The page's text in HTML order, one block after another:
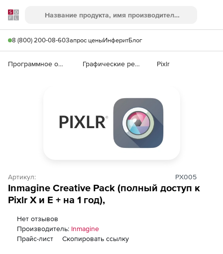
Softline
Поиск
8 (800) 200-08-60Запрос ценыИнферитБлог
Программное обеспечение для графики и дизайна Графические редакторы Pixlr
Артикул: PX005
Inmagine Creative Pack (полный доступ к
Pixlr X и E + на 1 год),
Нет отзывов
Производитель: Inmagine
Прайс-лист
Скопировать ссылку